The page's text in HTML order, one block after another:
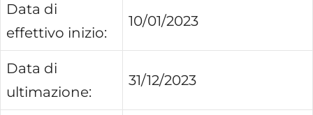
Data di
effettivo inizio:
10/01/2023
Data di
ultimazione:
31/12/2023